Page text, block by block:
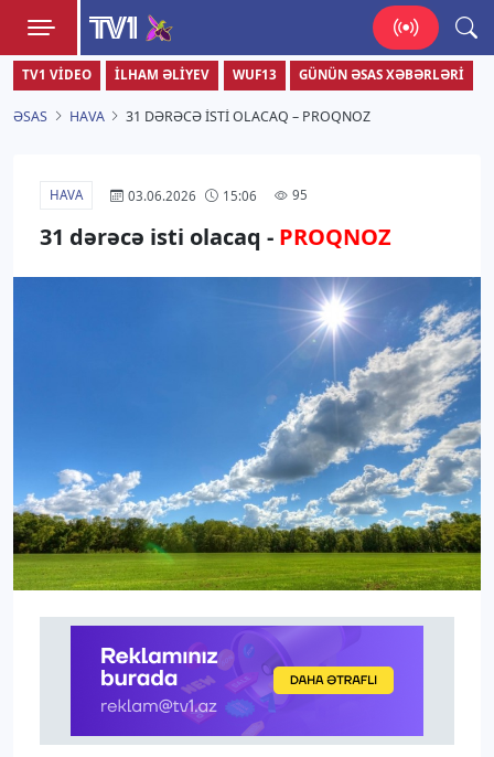
TV1
Zamanı bizimlə yaşa!
TV1 VIDEO İLHAM ƏLIYEV WUF13 GÜNÜN ƏSAS XƏBƏRLƏRI
ƏSAS HAVA 31 DƏRƏCƏ ISTI OLACAQ – PROQNOZ
HAVA 03.06.2026 15:06 95
31 dərəcə isti olacaq - PROQNOZ